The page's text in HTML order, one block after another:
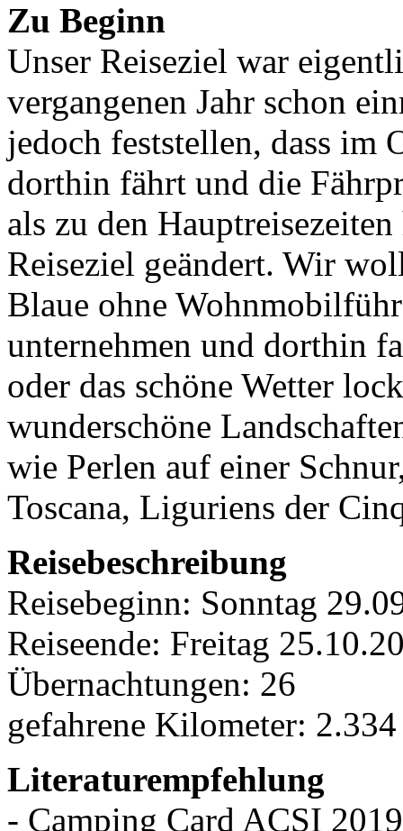
Zu Beginn
Unser Reiseziel war
vergangenen Jahr schon
jedoch feststellen, dass im
dorthin fährt und die
als zu den
Reiseziel geändert. Wir
Blaue ohne
unternehmen und dorthin
oder das schöne Wetter
wunderschöne
wie Perlen auf einer
Toscana, Liguriens der
Reisebeschreibung
Reisebeginn: Sonntag
Reiseende: Freitag
Übernachtungen: 26
gefahrene Kilometer:
Literaturempfehlung
- Camping Card ACSI